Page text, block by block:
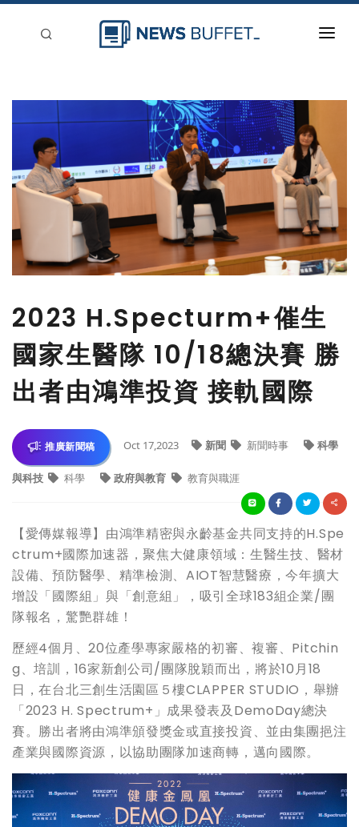
新聞稿分類
登入
刊登
2023 H.Specturm+催生
國家生醫隊 10/18總決賽 勝
出者由鴻準投資 接軌國際
推廣新聞稿 Oct 17,2023 新聞 新聞時事 科學
與科技 科學 政府與教育 教育與職涯
【愛傳媒報導】由鴻準精密與永齡基金共同支持的H.Spe
ctrum+國際加速器，聚焦大健康領域：生醫生技、醫材
設備、預防醫學、精準檢測、AIOT智慧醫療，今年擴大
增設「國際組」與「創意組」，吸引全球183組企業/團
隊報名，驚艷群雄！
歷經4個月、20位產學專家嚴格的初審、複審、Pitchin
g、培訓，16家新創公司/團隊脫穎而出，將於10月18
日，在台北三創生活園區５樓CLAPPER STUDIO，舉辦
「2023 H. Spectrum+」成果發表及DemoDay總決
賽。勝出者將由鴻準頒發獎金或直接投資、並由集團挹注
產業與國際資源，以協助團隊加速商轉，邁向國際。